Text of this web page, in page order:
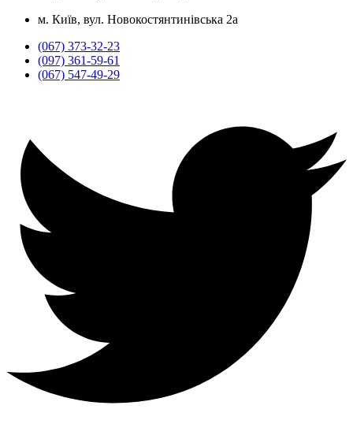
м. Київ, вул. Новокостянтинівська 2а
(067) 373-32-23
(097) 361-59-61
(067) 547-49-29